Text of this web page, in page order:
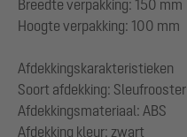
Breedte verpakking: 150 mm
Hoogte verpakking: 100 mm
Afdekkingskarakteristieken
Soort afdekking: Sleufrooster
Afdekkingsmateriaal: ABS
Afdekking kleur: zwart